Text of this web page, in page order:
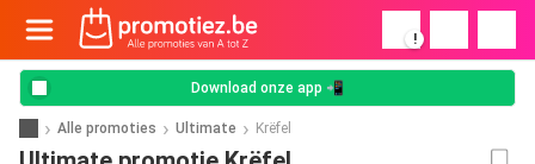
!
Download onze app 📲
Alle promoties Ultimate Krëfel